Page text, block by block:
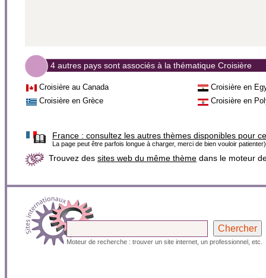
4 autres pays sont associés à la thématique Croisière
Croisière au Canada
Croisière en
Croisière en Grèce
Croisière en
France : consultez les autres thèmes disponibles pour
La page peut être parfois longue à charger, merci de bien vouloir patienter)
Trouvez des sites web du même thème dans le moteur
Moteur de recherche : trouver un site internet, un professionnel, etc.